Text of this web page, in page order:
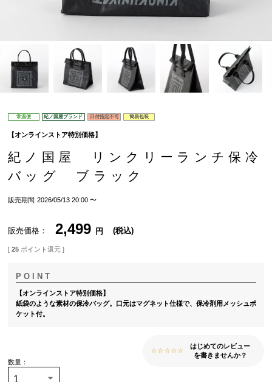
常温便 紀ノ国屋ブランド 日付指定不可 簡易包装
【オンラインストア特別価格】
紀ノ国屋 リンクリーランチ保冷
バッグ ブラック
販売期間 2026/05/13 20:00 〜
販売価格 2,499 税込
[ 25 ポイント還元 ]
【オンラインストア特別価格】
紙袋のような素材の保冷バッグ。口元はマグネット仕様で、保冷剤用メッシュポ
ケット付。
はじめてのレビュー
を書きませんか？